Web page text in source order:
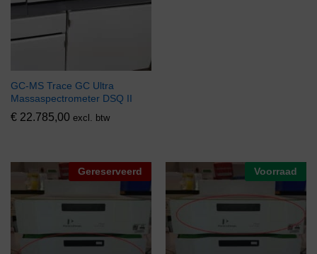
GC-MS Trace GC Ultra
Massaspectrometer DSQ II
€ 22.785,00 excl. btw
Gereserveerd Voorraad